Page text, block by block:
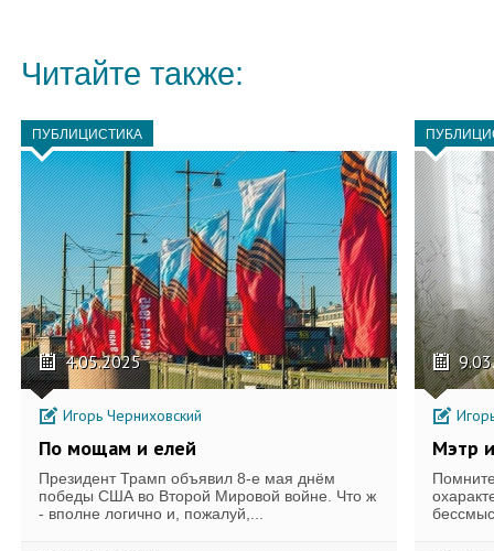
Читайте также:
ПУБЛИЦИСТИКА
4.05.2025
Игорь Черниховский
По мощам и елей
Президент Трамп объявил 8-е мая днём
победы США во Второй Мировой войне. Что ж
- вполне логично и, пожалуй,...
Мэтр